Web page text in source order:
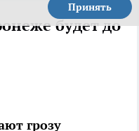
Принять
будет до
грозу